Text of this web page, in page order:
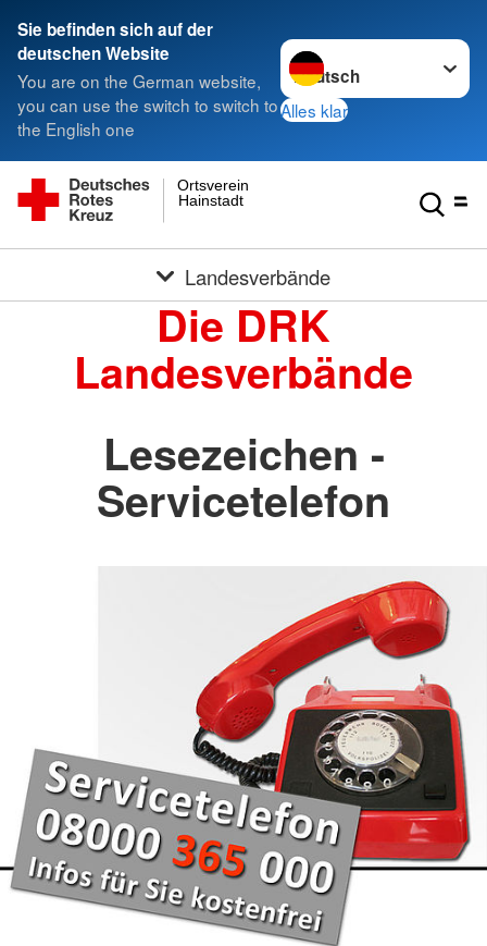
Sie befinden sich auf der
deutschen Website
You are on the German website,
you can use the switch to switch to
the English one
Sprache wechseln zu
Alles klar
Hainstadt
Ortsverein
Landesverbände
Die DRK
Landesverbände
Lesezeichen -
Servicetelefon